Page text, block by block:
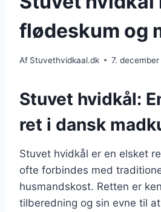
flødeskum og
Af Stuvethvidkaal.dk 7.
Stuvet hvidkål:
ret i dansk
Stuvet hvidkål er en elsket
ofte forbindes med
husmandskost. Retten er
tilberedning og sin evne til